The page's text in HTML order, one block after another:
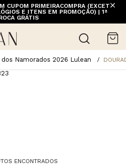
CUPOM PRIMEIRACOMPRA (EXCETO
E ITENS EM PROMOÇÃO) | 1ª
GRÁTIS
PARA REGIÕES SELECIONADAS
LINHA HOME)
dos Namorados 2026 Lulean
ENCONTRADOS